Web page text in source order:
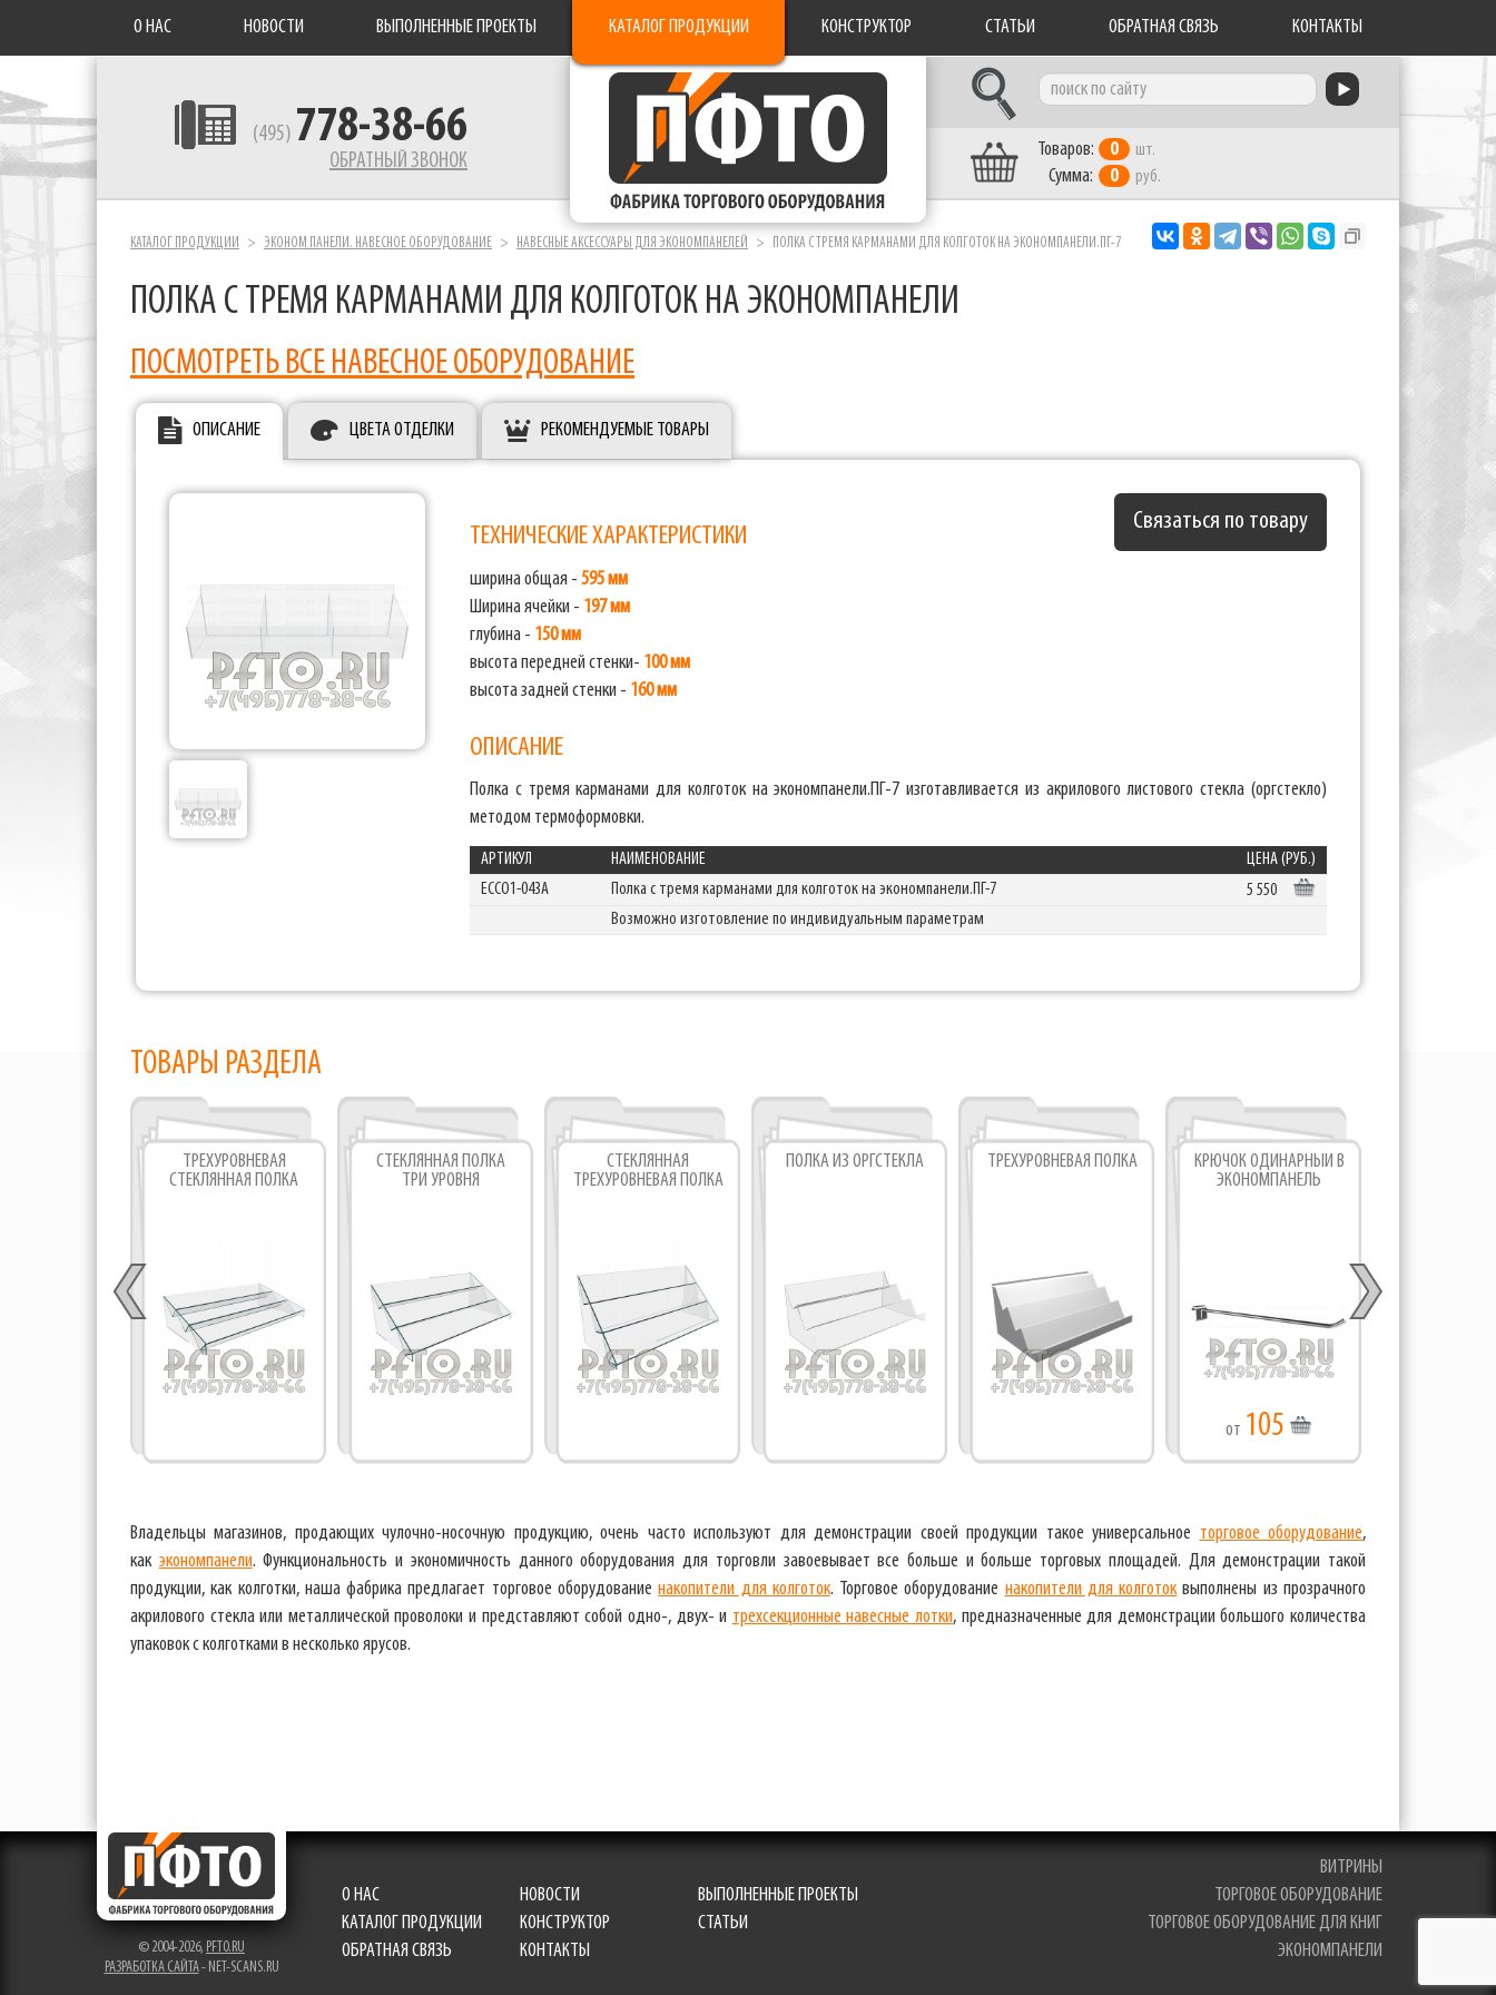
О НАС НОВОСТИ ВЫПОЛНЕННЫЕ ПРОЕКТЫ КАТАЛОГ ПРОДУКЦИИ КОНСТРУКТОР СТАТЬИ ОБРАТНАЯ СВЯЗЬ КОНТАКТЫ
(495) 778-38-66
ОБРАТНЫЙ ЗВОНОК
Товаров: 0 шт.
Сумма: 0 руб.
КАТАЛОГ ПРОДУКЦИИ ЭКОНОМ ПАНЕЛИ. НАВЕСНОЕ ОБОРУДОВАНИЕ НАВЕСНЫЕ АКСЕССУАРЫ ДЛЯ ЭКОНОМПАНЕЛЕЙ ПОЛКА С ТРЕМЯ КАРМАНАМИ ДЛЯ КОЛГОТОК НА ЭКОНОМПАНЕЛИ.ПГ-7
ПОЛКА С ТРЕМЯ КАРМАНАМИ ДЛЯ КОЛГОТОК НА ЭКОНОМПАНЕЛИ
ПОСМОТРЕТЬ ВСЕ НАВЕСНОЕ ОБОРУДОВАНИЕ
ОПИСАНИЕ ЦВЕТА ОТДЕЛКИ РЕКОМЕНДУЕМЫЕ ТОВАРЫ
Связаться по товару
ТЕХНИЧЕСКИЕ ХАРАКТЕРИСТИКИ
ширина общая - 595 мм
Ширина ячейки - 197 мм
глубина - 150 мм
высота передней стенки- 100 мм
высота задней стенки - 160 мм
ОПИСАНИЕ
Полка с тремя карманами для колготок на экономпанели.ПГ-7 изготавливается из акрилового листового стекла (оргстекло)
методом термоформовки.
АРТИКУЛ НАИМЕНОВАНИЕ
ЦЕНА (РУБ.)
ECCO1-043A
Полка с тремя карманами для колготок на экономпанели.ПГ-7
5 550
Возможно изготовление по индивидуальным параметрам
ТОВАРЫ РАЗДЕЛА
ТРЕХУРОВНЕВАЯ
СТЕКЛЯННАЯ ПОЛКА
СТЕКЛЯННАЯ ПОЛКА
ТРИ УРОВНЯ
СТЕКЛЯННАЯ
ТРЕХУРОВНЕВАЯ ПОЛКА
ПОЛКА ИЗ ОРГСТЕКЛА ТРЕХУРОВНЕВАЯ ПОЛКА
КРЮЧОК ОДИНАРНЫЙ В
ЭКОНОМПАНЕЛЬ
от 105
Владельцы магазинов, продающих чулочно-носочную продукцию, очень часто используют для демонстрации своей продукции такое универсальное торговое оборудование,
как экономпанели. Функциональность и экономичность данного оборудования для торговли завоевывает все больше и больше торговых площадей. Для демонстрации такой
продукции, как колготки, наша фабрика предлагает торговое оборудованиенакопители для колготок. Торговое оборудование накопители для колготок выполнены из прозрачного
акрилового стекла или металлической проволоки и представляют собой одно-, двух- и трехсекционные навесные лотки, предназначенные для демонстрации большого количества
упаковок с колготками в несколько ярусов.
© 2004-2026, PFTO.RU
РАЗРАБОТКА САЙТА- NET-SCANS.RU
О НАС НОВОСТИ
ВЫПОЛНЕННЫЕ ПРОЕКТЫ
КАТАЛОГ ПРОДУКЦИИ
КОНСТРУКТОР
СТАТЬИ
ОБРАТНАЯ СВЯЗЬ
КОНТАКТЫ
ВИТРИНЫ
ТОРГОВОЕ ОБОРУДОВАНИЕ
ТОРГОВОЕ ОБОРУДОВАНИЕ ДЛЯ КНИГ
ЭКОНОМПАНЕЛИ